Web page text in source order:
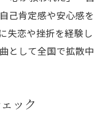
己肯定感や安心感を
失恋や挫折を経験し
として全国で拡散中
ック